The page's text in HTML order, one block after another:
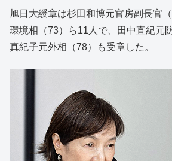
旭日大綬章は杉田和博元官房副長官
環境相（73）ら11人で、田中直紀元
真紀子元外相（78）も受章した。